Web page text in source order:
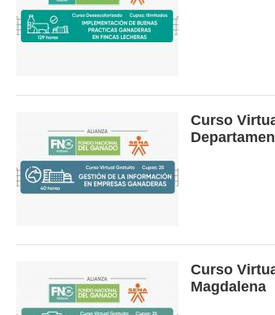
Curso
Curso
Magdalena